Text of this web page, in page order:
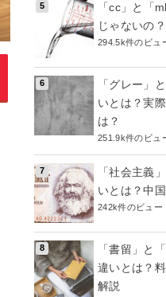
「cc」と「
じゃないの
294.5k件のビュ
「グレー」
いとは？実
は？
251.9k件のビュ
「社会主義
いとは？中
242k件のビュー
「書留」と
違いとは？
解説